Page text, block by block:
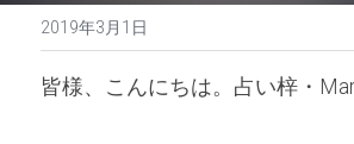
2019年3月1日
皆様、こんにちは。占い梓・